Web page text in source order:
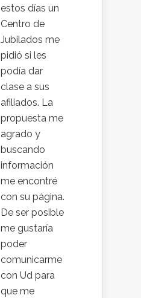
estos días un
Centro de
Jubilados me
pidió si les
podía dar
clase a sus
afiliados. La
propuesta me
agrado y
buscando
información
me encontré
con su página.
De ser posible
me gustaría
poder
comunicarme
con Ud para
que me